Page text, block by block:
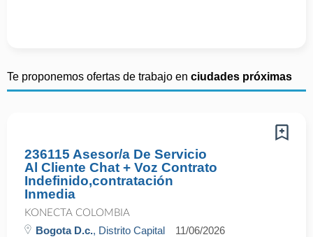
Te proponemos ofertas de trabajo en ciudades próximas
236115 Asesor/a De Servicio
Al Cliente Chat + Voz Contrato
Indefinido,contratación
Inmedia
KONECTA COLOMBIA
Bogota D.c., Distrito Capital 11/06/2026